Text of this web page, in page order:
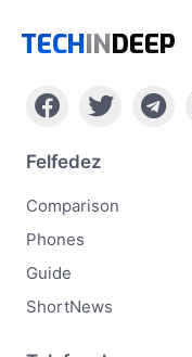
TECHINDEEP
Felfedez
Comparison
Phones
Guide
ShortNews